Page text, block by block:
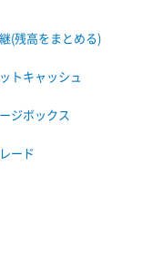
(残高をまとめる)
トキャッシュ
ジボックス
ード